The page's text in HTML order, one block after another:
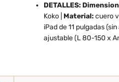
DETALLES:
Koko | Material:cuero
iPad de 11 pulgadas
ajustable (L 80-150 x